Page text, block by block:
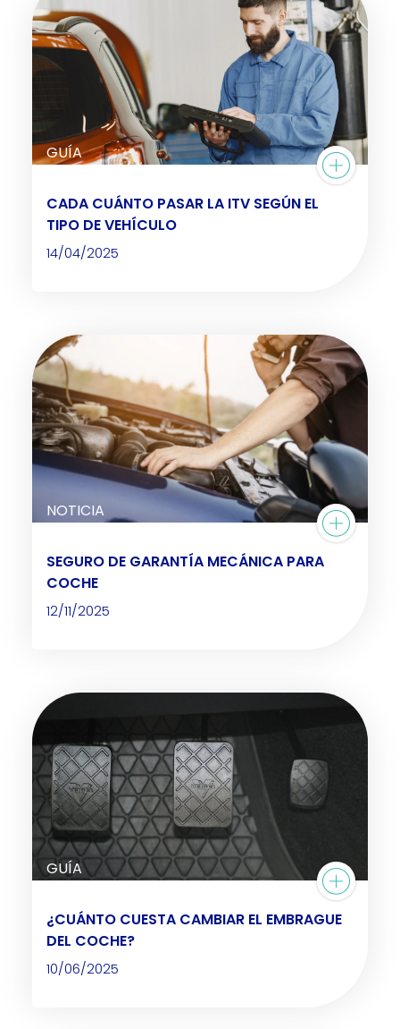
GUÍA
CADA CUÁNTO PASAR LA ITV SEGÚN EL
TIPO DE VEHÍCULO
14/04/2025
NOTICIA
SEGURO DE GARANTÍA MECÁNICA PARA
COCHE
12/11/2025
GUÍA
¿CUÁNTO CUESTA CAMBIAR EL EMBRAGUE
DEL COCHE?
10/06/2025